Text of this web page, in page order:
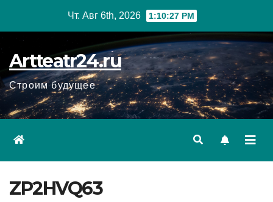
Чт. Авг 6th, 2026 1:10:28 PM
Artteatr24.ru
Строим будущее
ZP2HVQ63